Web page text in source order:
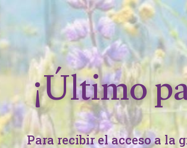
¡Último
Para recibir el acceso a la